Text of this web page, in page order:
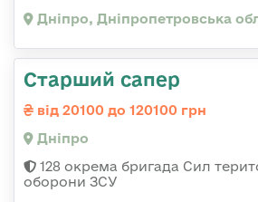
Дніпро, Дніпропетровська
Старший сапер
від 20100 до 120100 грн
Дніпро
128 окрема бригада Сил
оборони ЗСУ